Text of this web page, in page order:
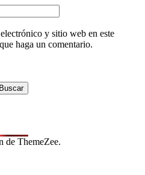
y sitio web en este
haga un comentario.
de ThemeZee.